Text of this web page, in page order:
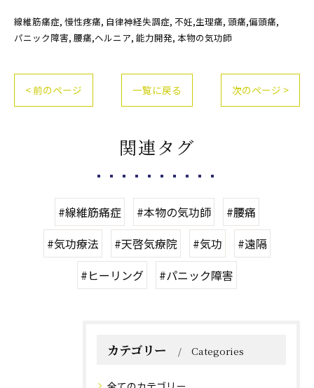
線維筋痛症 慢性疼痛 自律神経失調症 不妊,生理痛 頭痛,偏頭痛
パニック障害 腰痛,ヘルニア 能力開発 本物の気功師
< 前のページ 一覧に戻る 次のページ >
関連タグ
#線維筋痛症 #本物の気功師
#腰痛
#気功療法
#天啓気療院 #気功
#遠隔
#ヒーリング
#パニック障害
カテゴリー Categories